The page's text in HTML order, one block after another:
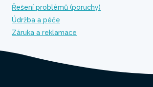
Řešení problémů (poruchy)
Údržba a péče
Záruka a reklamace